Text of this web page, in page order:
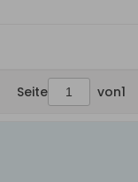
Seite von1